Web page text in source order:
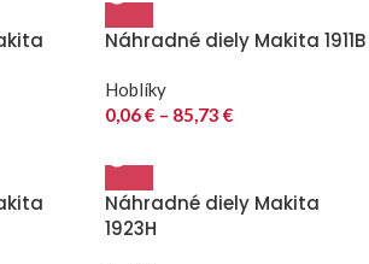
Náhradné diely Makita 1911B
Hoblíky
0,06€ – 85,73 €
Náhradné diely Makita
1923H